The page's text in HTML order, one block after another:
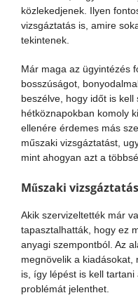
közlekedjenek. Ilyen
vizsgáztatás is, amire
tekintenek.
Már maga az ügyintézés
bosszúságot,
beszélve, hogy időt is
hétköznapokban komoly
ellenére érdemes más
műszaki vizsgáztatást,
mint ahogyan azt a
Műszaki
Akik szervizeltették már
tapasztalhatták, hogy ez
anyagi szempontból. Az
megnövelik a
is, így lépést is kell
problémát jelenthet.